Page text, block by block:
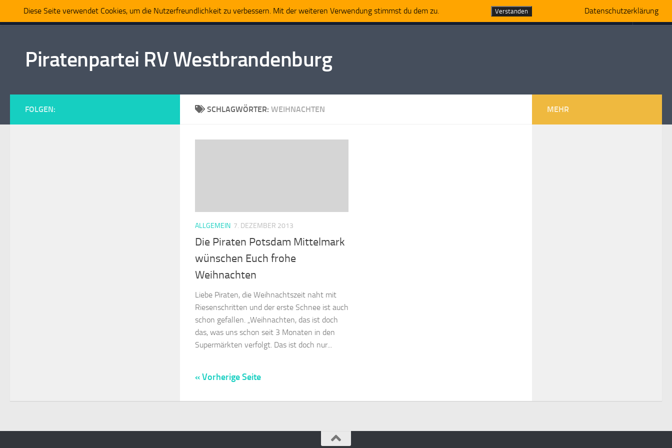
Zum Inhalt springen
Home Politik Partei Mitmachen Presse Impressum
Piratenpartei RV Westbrandenburg
SCHLAGWÖRTER: WEIHNACHTEN
ALLGEMEIN 7. DEZEMBER 2013
Die Piraten Potsdam Mittelmark
wünschen Euch frohe
Weihnachten
Liebe Piraten, die Weihnachtszeit naht mit
Riesenschritten und der erste Schnee ist auch
schon gefallen. „Weihnachten, das ist doch
das, was uns schon seit 3 Monaten in den
Supermärkten verfolgt. Das ist doch nur...
« Vorherige Seite
FOLGEN: MEHR
Diese Seite verwendet Cookies, um die Nutzerfreundlichkeit zu verbessern. Mit der weiteren Verwendung stimmst du dem zu. Verstanden Datenschutzerklärung